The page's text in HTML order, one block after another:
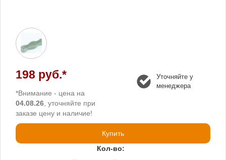
198 руб.*
*Внимание - цена на
04.08.26 , уточняйте при
заказе цену и наличие!
Уточняйте у
менеджера
Купить
Кол-во: